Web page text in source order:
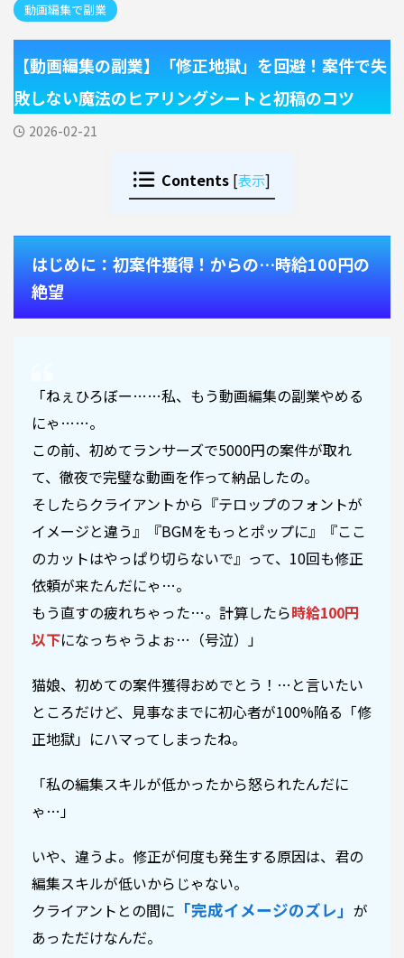
動画編集で副業
【動画編集の副業】「修正地獄」を回避！案件で失
敗しない魔法のヒアリングシートと初稿のコツ
2026-02-21
Contents [表示]
はじめに：初案件獲得！からの…時給100円の
絶望
「ねぇひろぼー……私、もう動画編集の副業やめる
にゃ……。
この前、初めてランサーズで5000円の案件が取れ
て、徹夜で完璧な動画を作って納品したの。
そしたらクライアントから『テロップのフォントが
イメージと違う』『BGMをもっとポップに』『ここ
のカットはやっぱり切らないで』って、10回も修正
依頼が来たんだにゃ…。
もう直すの疲れちゃった…。計算したら時給100円
以下になっちゃうよぉ…（号泣）」
猫娘、初めての案件獲得おめでとう！…と言いたい
ところだけど、見事なまでに初心者が100%陥る「修
正地獄」にハマってしまったね。
「私の編集スキルが低かったから怒られたんだに
ゃ…」
いや、違うよ。修正が何度も発生する原因は、君の
編集スキルが低いからじゃない。
クライアントとの間に 「完成イメージのズレ」 が
あっただけなんだ。